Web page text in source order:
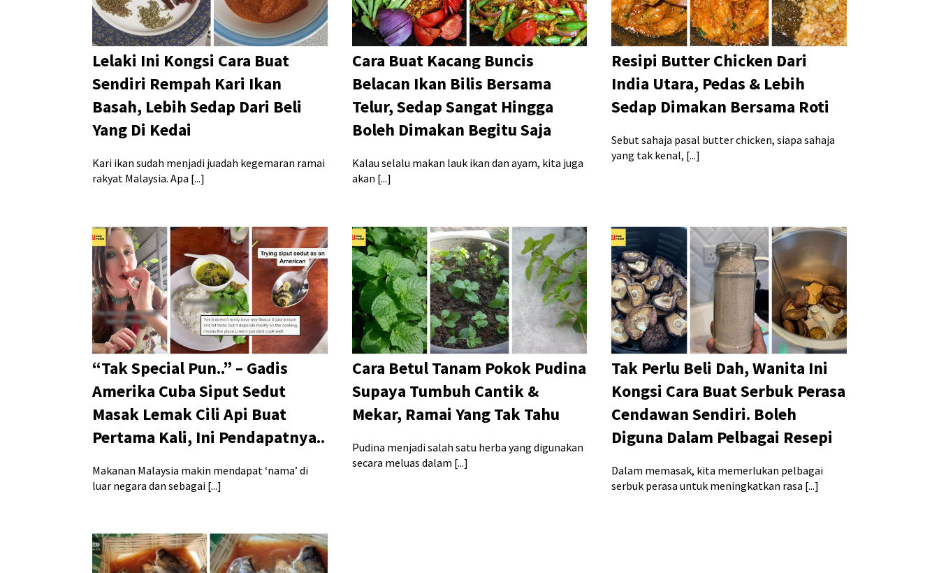
Lelaki Ini Kongsi Cara Buat
Sendiri Rempah Kari Ikan
Basah, Lebih Sedap Dari Beli
Yang Di Kedai
Kari ikan sudah menjadi juadah kegemaran ramai
rakyat Malaysia. Apa [...]
Cara Buat Kacang Buncis
Belacan Ikan Bilis Bersama
Telur, Sedap Sangat Hingga
Boleh Dimakan Begitu Saja
Kalau selalu makan lauk ikan dan ayam, kita juga
akan [...]
Resipi Butter Chicken Dari
India Utara, Pedas & Lebih
Sedap Dimakan Bersama Roti
Sebut sahaja pasal butter chicken, siapa sahaja
yang tak kenal, [...]
“Tak Special Pun..” – Gadis
Amerika Cuba Siput Sedut
Masak Lemak Cili Api Buat
Pertama Kali, Ini Pendapatnya..
Makanan Malaysia makin mendapat ‘nama’ di
luar negara dan sebagai [...]
Cara Betul Tanam Pokok Pudina
Supaya Tumbuh Cantik &
Mekar, Ramai Yang Tak Tahu
Pudina menjadi salah satu herba yang digunakan
secara meluas dalam [...]
Tak Perlu Beli Dah, Wanita Ini
Kongsi Cara Buat Serbuk Perasa
Cendawan Sendiri. Boleh
Diguna Dalam Pelbagai Resepi
Dalam memasak, kita memerlukan pelbagai
serbuk perasa untuk meningkatkan rasa [...]